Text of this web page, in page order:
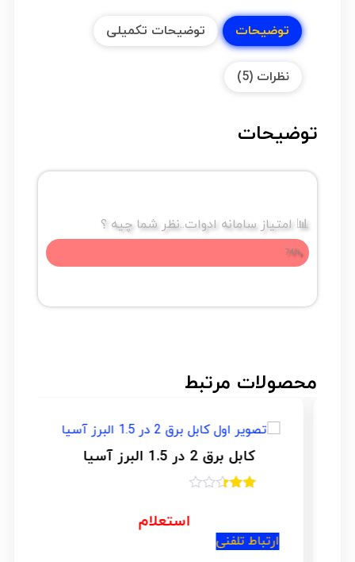
توضیحات توضیحات تکمیلی
نظرات (5)
توضیحات
📊 امتیاز سامانه ادوات..نظر شما چیه ؟
مزایا و معایب کابل برق البرز آسیا سایز 2.5...🔔
74%
محصولات مرتبط
کابل برق 2 در 1.5 البرز آسیا
استعلام
ارتباط تلفنی